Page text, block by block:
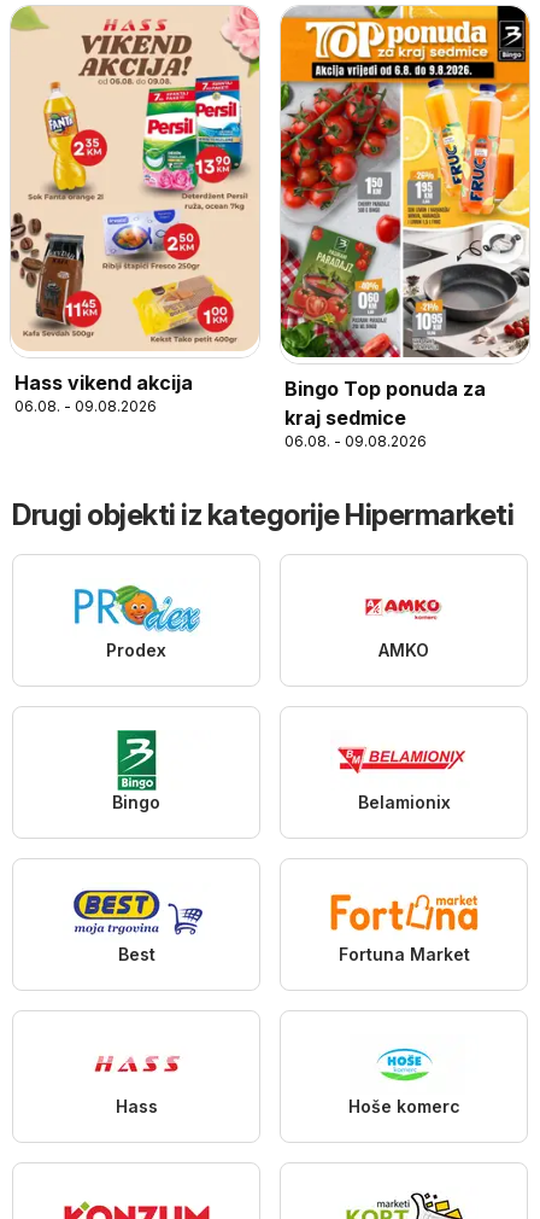
Hass vikend akcija
06.08. - 09.08.2026
Bingo Top ponuda za
kraj sedmice
06.08. - 09.08.2026
Drugi objekti iz kategorije Hipermarketi
Prodex AMKO
Bingo Belamionix
Best Fortuna Market
Hass Hoše komerc